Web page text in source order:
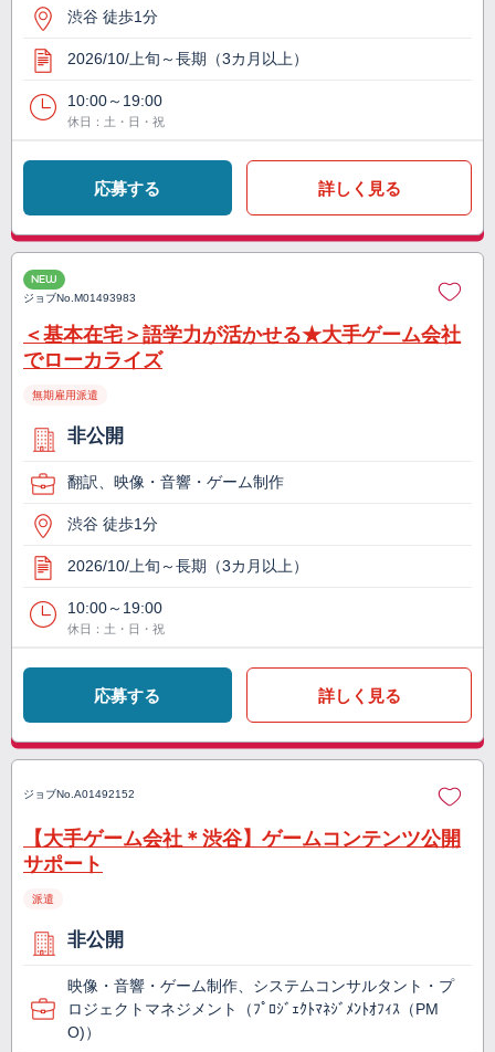
渋谷 徒歩1分
2026/10/上旬～長期（3カ月以上）
10:00～19:00
休日：土・日・祝
応募する 詳しく見る
NEW
ジョブNo.M01493983
＜基本在宅＞語学力が活かせる★大手ゲーム会社
でローカライズ
無期雇用派遣
非公開
翻訳、映像・音響・ゲーム制作
渋谷 徒歩1分
2026/10/上旬～長期（3カ月以上）
10:00～19:00
休日：土・日・祝
応募する 詳しく見る
ジョブNo. A01492152
【大手ゲーム会社＊渋谷】ゲームコンテンツ公開
サポート
派遣
非公開
映像・音響・ゲーム制作、システムコンサルタント・プ
ロジェクトマネジメント（ﾌﾟﾛｼﾞｪｸﾄﾏﾈｼﾞﾒﾝﾄｵﾌｨｽ（PM
O)）